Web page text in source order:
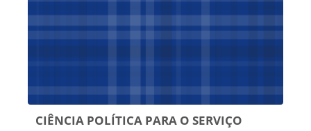
CIÊNCIA POLÍTICA PARA O SERVIÇO